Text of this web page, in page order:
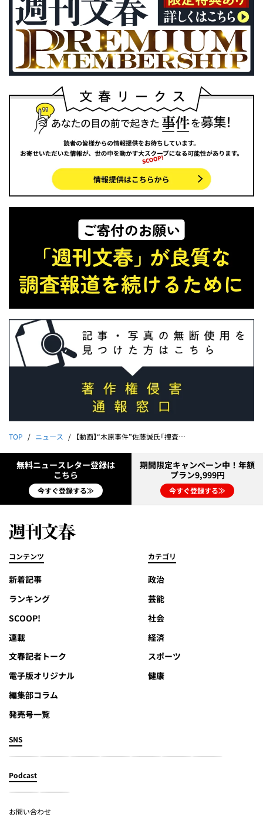
TOP ニュース 【動画】“木原事件”佐藤誠氏「捜査秘録」開封（3）メディアが騒いだ「監禁王子」との攻防戦
無料ニュースレター登録は
こちら
今すぐ登録する≫
期間限定キャンペーン中！年額
プラン9,999円
今すぐ登録する≫
コンテンツ
新着記事
ランキング
SCOOP!
連載
文春記者トーク
電子版オリジナル
編集部コラム
発売号一覧
カテゴリ
政治
芸能
社会
経済
スポーツ
健康
SNS
Podcast
お問い合わせ